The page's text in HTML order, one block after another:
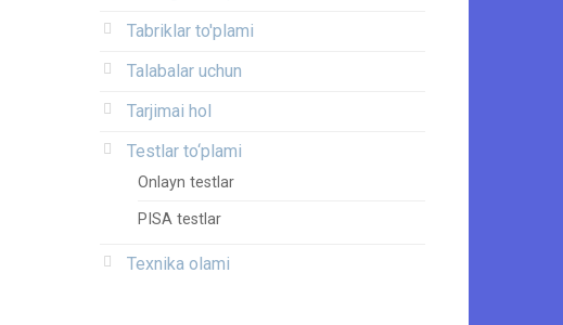
Tabriklar to'plami
Talabalar uchun
Tarjimai hol
Testlar to‘plami
Onlayn testlar
PISA testlar
Texnika olami